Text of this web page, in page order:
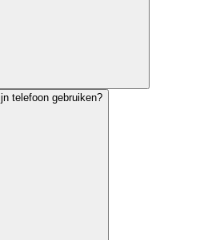
telefoon gebruiken?